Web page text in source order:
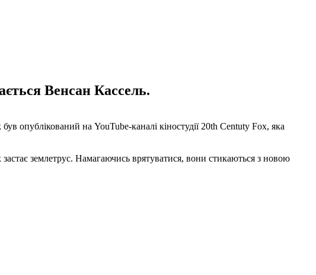
Венсан Кассель.
опублікований на YouTube-каналі кіностудії 20th Centuty Fox, яка
землетрус. Намагаючись врятуватися, вони стикаються з новою